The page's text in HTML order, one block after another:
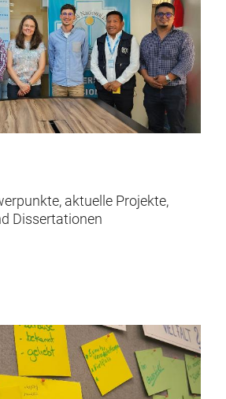
aktuelle Projekte,
Dissertationen